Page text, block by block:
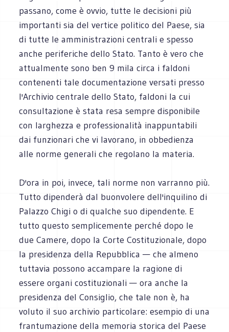
passano, come è ovvio, tutte le decisioni più
importanti sia del vertice politico del Paese, sia
di tutte le amministrazioni centrali e spesso
anche periferiche dello Stato. Tanto è vero che
attualmente sono ben 9 mila circa i faldoni
contenenti tale documentazione versati presso
l'Archivio centrale dello Stato, faldoni la cui
consultazione è stata resa sempre disponibile
con larghezza e professionalità inappuntabili
dai funzionari che vi lavorano, in obbedienza
alle norme generali che regolano la materia.
D'ora in poi, invece, tali norme non varranno più.
Tutto dipenderà dal buonvolere dell'inquilino di
Palazzo Chigi o di qualche suo dipendente. E
tutto questo semplicemente perché dopo le
due Camere, dopo la Corte Costituzionale, dopo
la presidenza della Repubblica — che almeno
tuttavia possono accampare la ragione di
essere organi costituzionali — ora anche la
presidenza del Consiglio, che tale non è, ha
voluto il suo archivio particolare: esempio di una
frantumazione della memoria storica del Paese